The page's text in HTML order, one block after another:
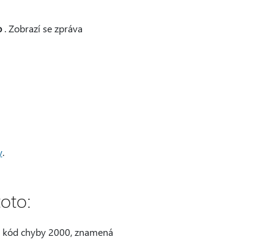
. Zobrazí se zpráva
.
chyby 2000, znamená